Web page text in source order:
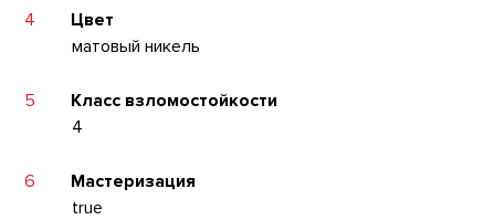
4
Цвет
матовый никель
5
Класс взломостойкости
4
6
Мастеризация
true